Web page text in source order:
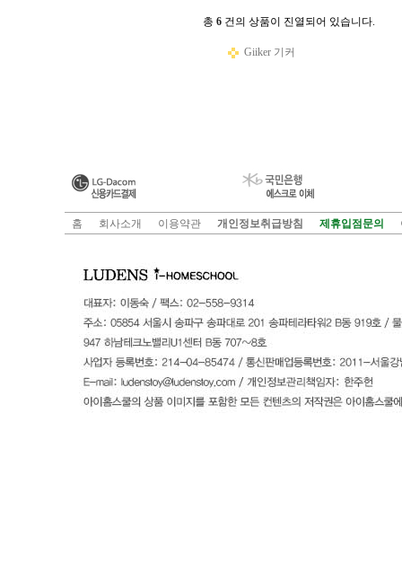
총 6 건의 상품이 진열되어 있습니다.
Giiker 기커
홈 회사소개 이용약관 개인정보취급방침 제휴입점문의